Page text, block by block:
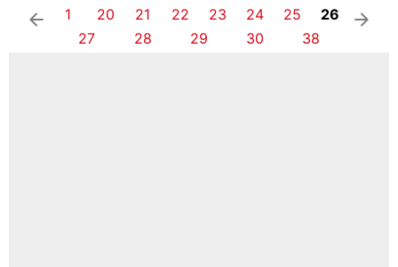
arrow_left 1 20 21 22 23 24 25
26
27
28 29 30 38
arrow_right